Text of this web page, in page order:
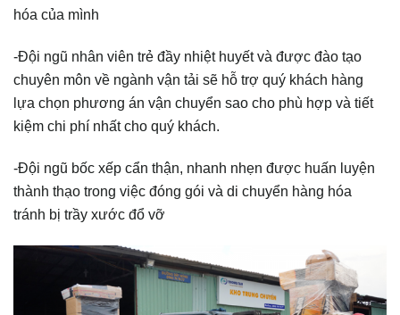
hóa của mình
-Đội ngũ nhân viên trẻ đầy nhiệt huyết và được đào tạo
chuyên môn về ngành vận tải sẽ hỗ trợ quý khách hàng
lựa chọn phương án vận chuyển sao cho phù hợp và tiết
kiệm chi phí nhất cho quý khách.
-Đội ngũ bốc xếp cẩn thận, nhanh nhẹn được huấn luyện
thành thạo trong việc đóng gói và di chuyển hàng hóa
tránh bị trầy xước đổ vỡ